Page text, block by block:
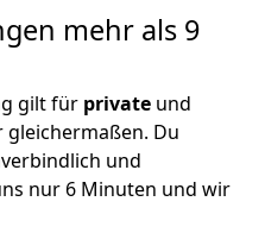
mehr als 9
gilt für private und
Du
und
nur 6 Minuten und wir